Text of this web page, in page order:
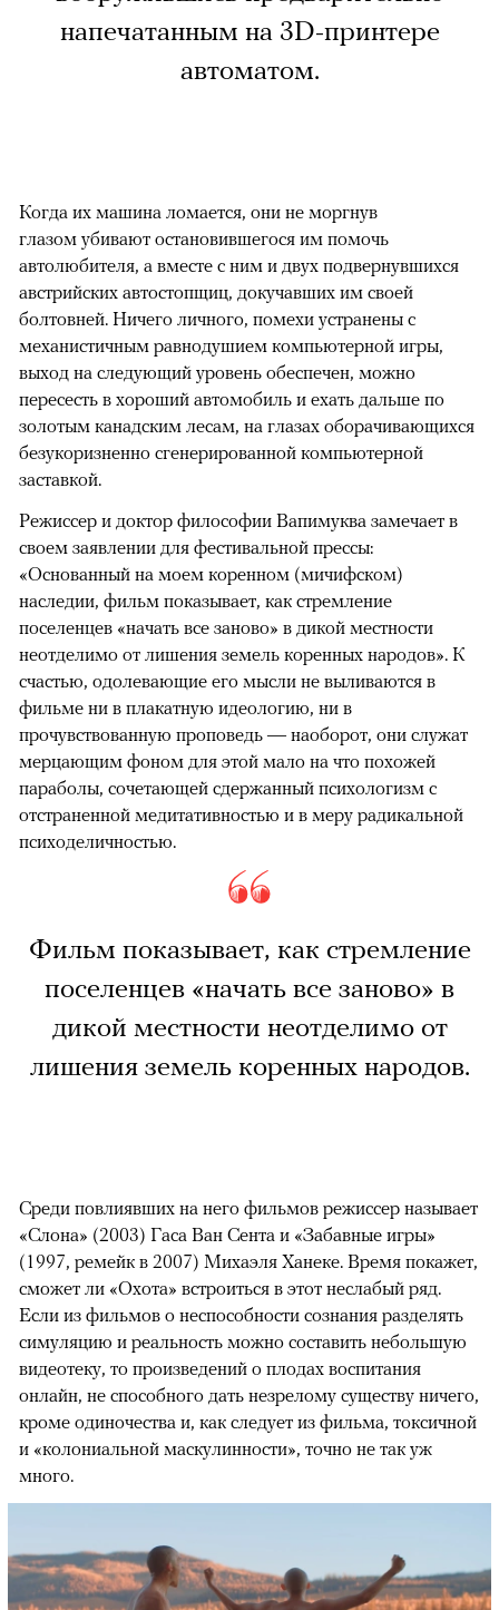
напечатанным на 3D-принтере
автоматом.
Когда их машина ломается, они не моргнув
глазом убивают остановившегося им помочь
автолюбителя, а вместе с ним и двух подвернувшихся
австрийских автостопщиц, докучавших им своей
болтовней. Ничего личного, помехи устранены с
механистичным равнодушием компьютерной игры,
выход на следующий уровень обеспечен, можно
пересесть в хороший автомобиль и ехать дальше по
золотым канадским лесам, на глазах оборачивающихся
безукоризненно сгенерированной компьютерной
заставкой.
Режиссер и доктор философии Вапимуква замечает в
своем заявлении для фестивальной прессы:
«Основанный на моем коренном (мичифском)
наследии, фильм показывает, как стремление
поселенцев «начать все заново» в дикой местности
неотделимо от лишения земель коренных народов». К
счастью, одолевающие его мысли не выливаются в
фильме ни в плакатную идеологию, ни в
прочувствованную проповедь — наоборот, они служат
мерцающим фоном для этой мало на что похожей
параболы, сочетающей сдержанный психологизм с
отстраненной медитативностью и в меру радикальной
психоделичностью.
Фильм показывает, как стремление
поселенцев «начать все заново» в
дикой местности неотделимо от
лишения земель коренных народов.
Среди повлиявших на него фильмов режиссер называет
«Слона» (2003) Гаса Ван Сента и «Забавные игры»
(1997, ремейк в 2007) Михаэля Ханеке. Время покажет,
сможет ли «Охота» встроиться в этот неслабый ряд.
Если из фильмов о неспособности сознания разделять
симуляцию и реальность можно составить небольшую
видеотеку, то произведений о плодах воспитания
онлайн, не способного дать незрелому существу ничего,
кроме одиночества и, как следует из фильма, токсичной
и «колониальной маскулинности», точно не так уж
много.